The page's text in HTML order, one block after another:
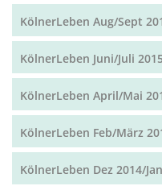
KölnerLeben Aug/Sept
KölnerLeben Juni/Juli
KölnerLeben April/Mai
KölnerLeben Feb/März
KölnerLeben Dez 2014/